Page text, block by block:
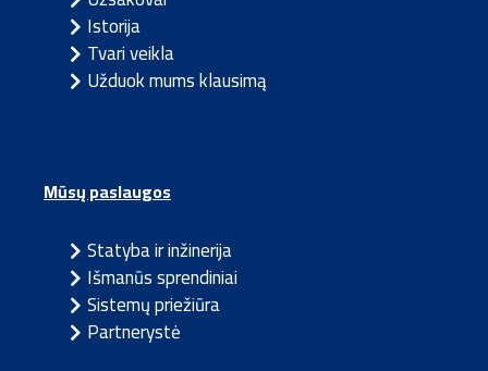
Istorija
Tvari veikla
Užduok mums klausimą
Mūsų paslaugos
Statyba ir inžinerija
Išmanūs sprendiniai
Sistemų priežiūra
Partnerystė